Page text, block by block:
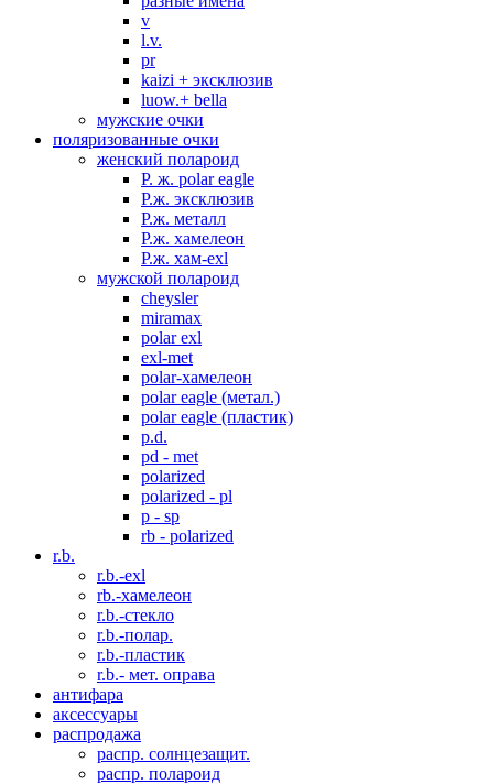
v
l.v.
pr
kaizi + эксклюзив
luow.+ bella
мужские очки
поляризованные очки
женский полароид
P. ж. polar eagle
P.ж. эксклюзив
Р.ж. металл
P.ж. хамелеон
Р.ж. хам-exl
мужской полароид
cheysler
miramax
polar exl
exl-met
polar-хамелеон
polar eagle (метал.)
polar eagle (пластик)
p.d.
pd - met
polarized
polarized - pl
p - sp
rb - polarized
r.b.
r.b.-exl
rb.-хамелеон
r.b.-стекло
r.b.-полар.
r.b.-пластик
r.b.- мет. оправа
антифара
аксессуары
распродажа
распр. солнцезащит.
распр. полароид